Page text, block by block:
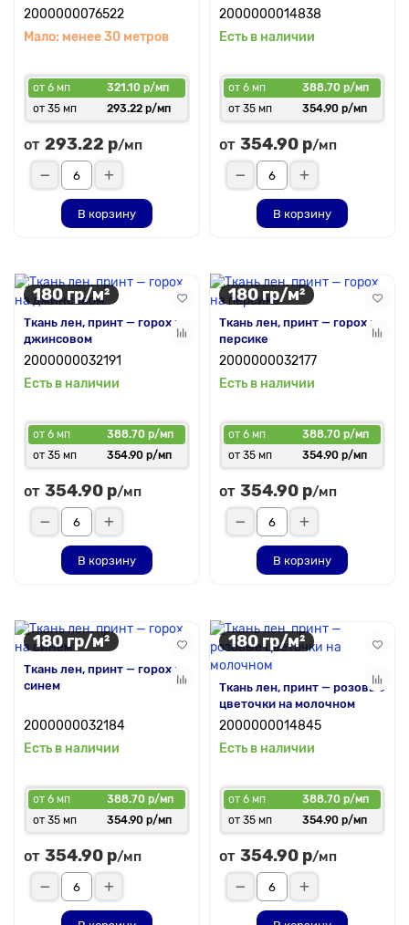
2000000076522
Мало: менее 30 метров
от 6 мп
321.10 р/мп
от 35 мп
293.22 р/мп
от 293.22 р/мп
В корзину
2000000014838
Есть в наличии
от 6 мп
388.70 р/мп
от 35 мп
354.90 р/мп
от 354.90 р/мп
В корзину
180 гр/м²
Ткань лен, принт — горох на
джинсовом
2000000032191
Есть в наличии
от 6 мп
388.70 р/мп
от 35 мп
354.90 р/мп
от 354.90 р/мп
В корзину
180 гр/м²
Ткань лен, принт — горох на
персике
2000000032177
Есть в наличии
от 6 мп
388.70 р/мп
от 35 мп
354.90 р/мп
от 354.90 р/мп
В корзину
180 гр/м²
Ткань лен, принт — горох на
синем
2000000032184
Есть в наличии
от 6 мп
388.70 р/мп
от 35 мп
354.90 р/мп
от 354.90 р/мп
180 гр/м²
Ткань лен, принт — розовые
цветочки на молочном
2000000014845
Есть в наличии
от 6 мп
388.70 р/мп
от 35 мп
354.90 р/мп
от 354.90 р/мп